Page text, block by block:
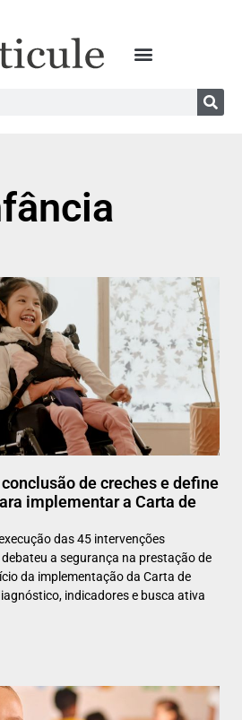
de creches e define
implementar a Carta de
das 45 intervenções
a segurança na prestação de
da implementação da Carta de
indicadores e busca ativa